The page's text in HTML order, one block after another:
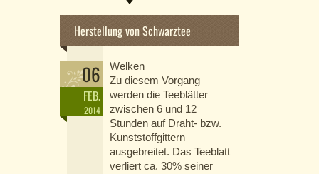
Herstellung von Schwarztee
06
FEB.
2014
Welken
Zu diesem Vorgang
werden die Teeblätter
zwischen 6 und 12
Stunden auf Draht- bzw.
Kunststoffgittern
ausgebreitet. Das Teeblatt
verliert ca. 30% seiner